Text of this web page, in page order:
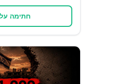
חתימה